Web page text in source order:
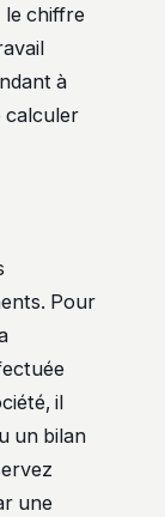
chiffre
à
calculer
Pour
il
un bilan
une